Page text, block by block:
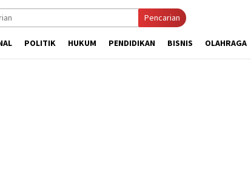
Pencarian
POLITIK HUKUM PENDIDIKAN BISNIS OLAHRAGA